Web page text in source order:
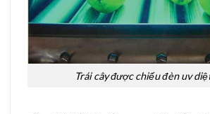
Trái cây được chiếu đèn uv